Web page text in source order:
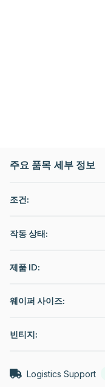
주요 품목 세부 정보
조건:
작동 상태:
제품 ID:
웨이퍼 사이즈:
빈티지:
Logistics Support